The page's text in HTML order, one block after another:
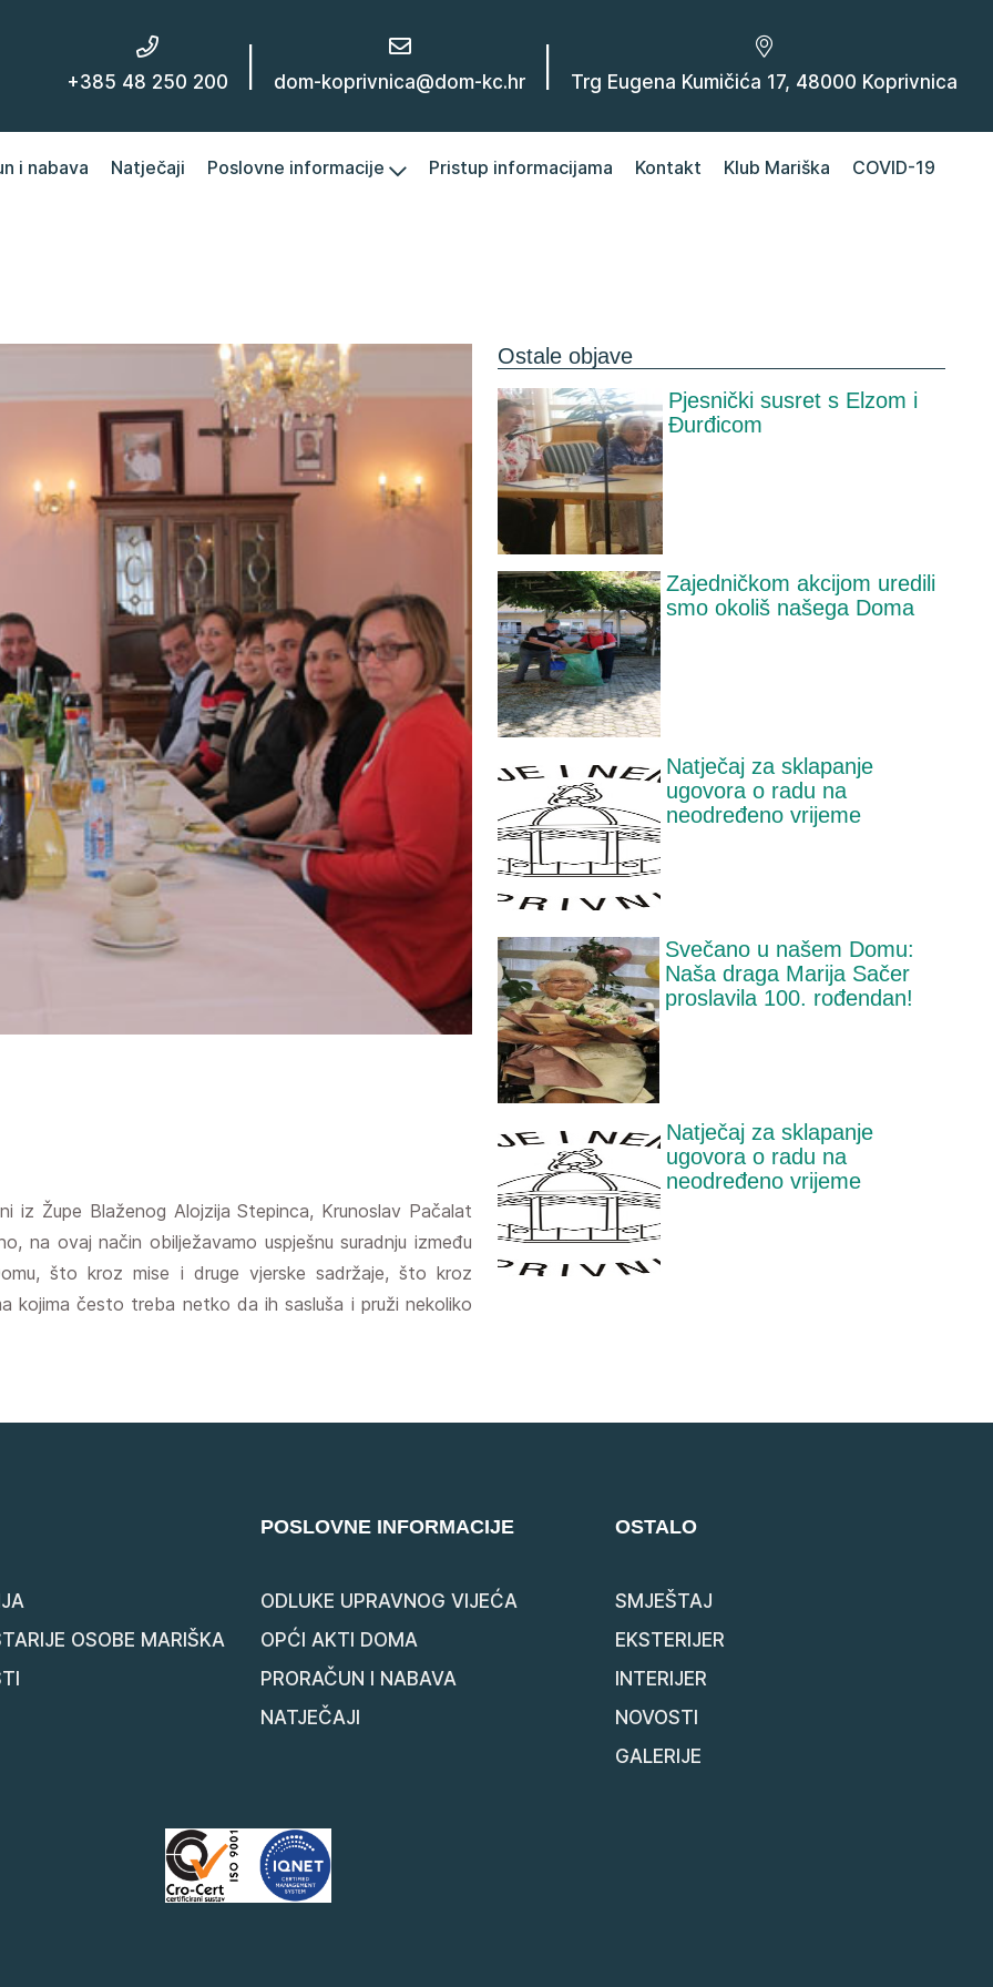
+385 48 250 200 dom-koprivnica@dom-kc.hr Trg Eugena Kumičića 17, 48000 Koprivnica
i nabava Natječaji Poslovne informacije Pristup informacijama Kontakt Klub Mariška COVID-19
iz Župe Blaženog Alojzija Stepinca, Krunoslav Pačalat
na ovaj način obilježavamo uspješnu suradnju između
što kroz mise i druge vjerske sadržaje, što kroz
kojima često treba netko da ih sasluša i pruži nekoliko
Ostale objave
Pjesnički susret s Elzom i
Đurđicom
Zajedničkom akcijom uredili
smo okoliš našega Doma
Natječaj za sklapanje
ugovora o radu na
neodređeno vrijeme
Svečano u našem Domu:
Naša draga Marija Sačer
proslavila 100. rođendan!
Natječaj za sklapanje
ugovora o radu na
neodređeno vrijeme
OSOBE MARIŠKA
POSLOVNE INFORMACIJE
ODLUKE UPRAVNOG VIJEĆA
OPĆI AKTI DOMA
PRORAČUN I NABAVA
NATJEČAJI
OSTALO
SMJEŠTAJ
EKSTERIJER
INTERIJER
NOVOSTI
GALERIJE